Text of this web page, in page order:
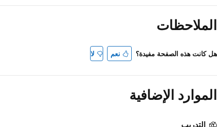
الملاحظات
هل كانت هذه الصفحة مفيدة؟ نعم لا
الموارد الإضافية
التدريب